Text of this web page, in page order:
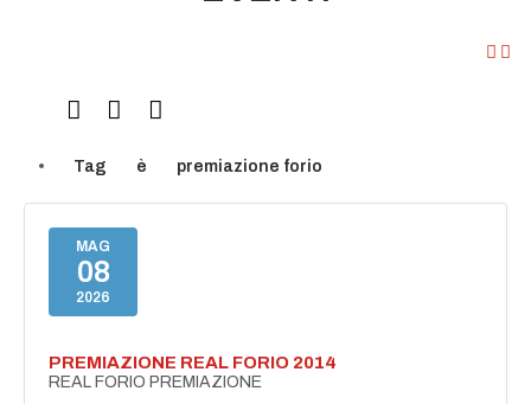
Tag è premiazione forio
MAG
08
2026
PREMIAZIONE REAL FORIO 2014
REAL FORIO PREMIAZIONE